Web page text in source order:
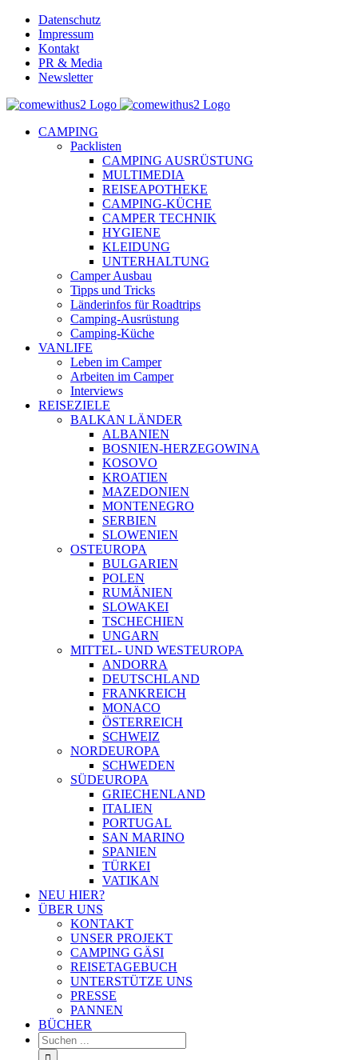
Skip
content
Datenschutz
Impressum
Kontakt
PR & Media
Newsletter
YouTube
Facebook
Twitter
Instagram
Pinterest
Email
CAMPING
Packlisten
CAMPING AUSRÜSTUNG
MULTIMEDIA
REISEAPOTHEKE
CAMPING-KÜCHE
CAMPER TECHNIK
HYGIENE
KLEIDUNG
UNTERHALTUNG
Camper Ausbau
Tipps und Tricks
Länderinfos für Roadtrips
Camping-Ausrüstung
Camping-Küche
VANLIFE
Leben im Camper
Arbeiten im Camper
Interviews
REISEZIELE
BALKAN LÄNDER
ALBANIEN
BOSNIEN-HERZEGOWINA
KOSOVO
KROATIEN
MAZEDONIEN
MONTENEGRO
SERBIEN
SLOWENIEN
OSTEUROPA
BULGARIEN
POLEN
RUMÄNIEN
SLOWAKEI
TSCHECHIEN
UNGARN
MITTEL- UND WESTEUROPA
ANDORRA
DEUTSCHLAND
FRANKREICH
MONACO
ÖSTERREICH
SCHWEIZ
NORDEUROPA
SCHWEDEN
SÜDEUROPA
GRIECHENLAND
ITALIEN
PORTUGAL
SAN MARINO
SPANIEN
TÜRKEI
VATIKAN
NEU HIER?
ÜBER UNS
KONTAKT
UNSER PROJEKT
CAMPING GÄSI
REISETAGEBUCH
UNTERSTÜTZE UNS
PRESSE
PANNEN
BÜCHER
Suche
nach: